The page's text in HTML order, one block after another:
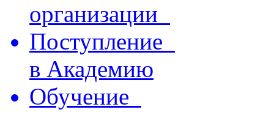
организации
Поступление
в Академию
Обучение